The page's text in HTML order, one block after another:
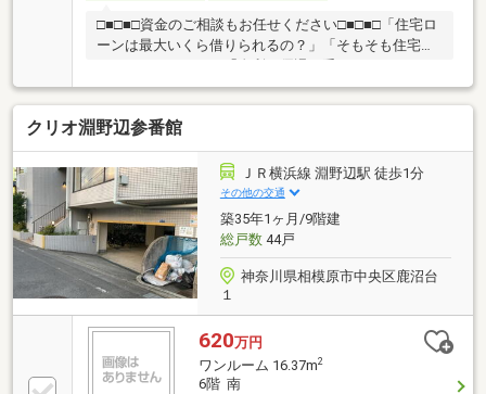
□■□■□資金のご相談もお任せください□■□■□「住宅ロ
ーンは最大いくら借りられるの？」「そもそも住宅ロ
ーンのしくみは？」「金利の優遇は受けられるの？」
資金計画での疑問や不安がございましたらお気軽にご
相談ください！□■□■□お問い合わせ先□■□■□野村の仲
介プラス 町田営業部TEL： 0120-936-543ご見学をご
希望の際は、お気軽にご希望のお時間をお知らせ下さ
い。ご連絡を心よりお待ちしております。
クリオ淵野辺参番館
ＪＲ横浜線 淵野辺駅 徒歩1分
その他の交通
築35年1ヶ月/9階建
総戸数44戸
神奈川県相模原市中央区鹿沼台
１
620万円
ワンルーム 16.37m2
6階 南